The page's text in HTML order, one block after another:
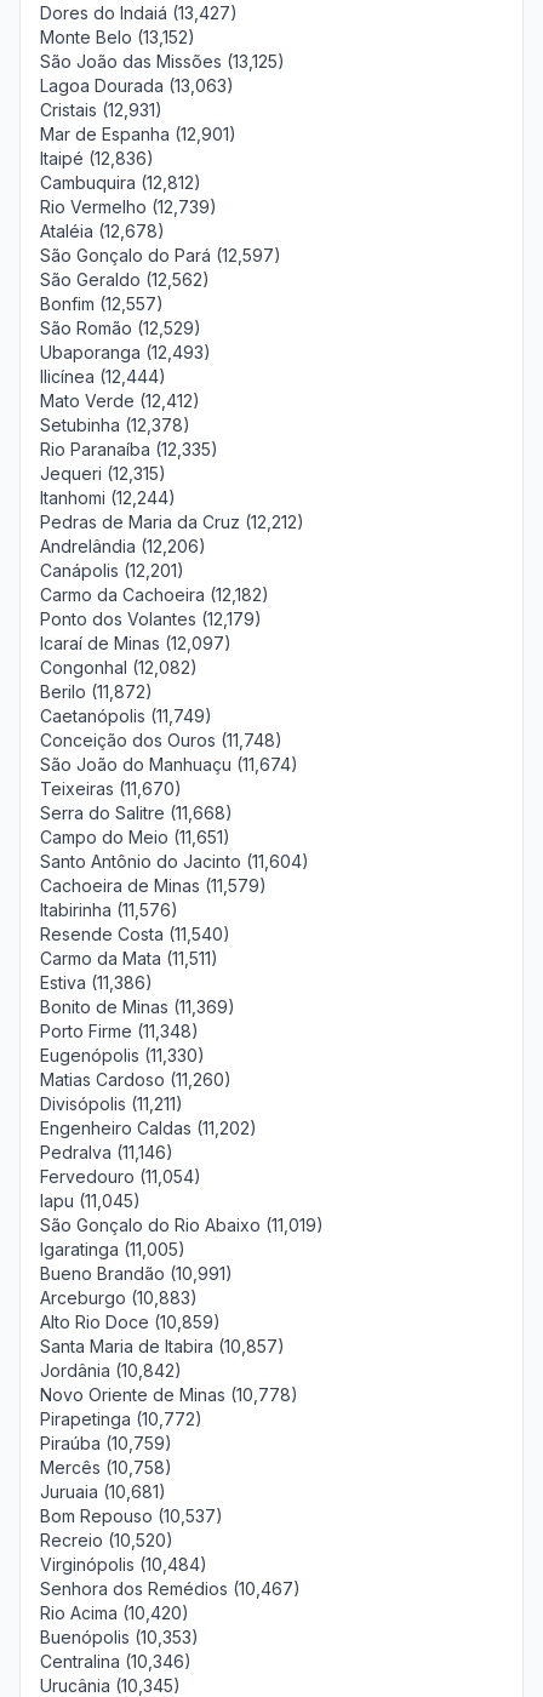
Dores do Indaiá (13,427)
Monte Belo (13,152)
São João das Missões (13,125)
Lagoa Dourada (13,063)
Cristais (12,931)
Mar de Espanha (12,901)
Itaipé (12,836)
Cambuquira (12,812)
Rio Vermelho (12,739)
Ataléia (12,678)
São Gonçalo do Pará (12,597)
São Geraldo (12,562)
Bonfim (12,557)
São Romão (12,529)
Ubaporanga (12,493)
Ilicínea (12,444)
Mato Verde (12,412)
Setubinha (12,378)
Rio Paranaíba (12,335)
Jequeri (12,315)
Itanhomi (12,244)
Pedras de Maria da Cruz (12,212)
Andrelândia (12,206)
Canápolis (12,201)
Carmo da Cachoeira (12,182)
Ponto dos Volantes (12,179)
Icaraí de Minas (12,097)
Congonhal (12,082)
Berilo (11,872)
Caetanópolis (11,749)
Conceição dos Ouros (11,748)
São João do Manhuaçu (11,674)
Teixeiras (11,670)
Serra do Salitre (11,668)
Campo do Meio (11,651)
Santo Antônio do Jacinto (11,604)
Cachoeira de Minas (11,579)
Itabirinha (11,576)
Resende Costa (11,540)
Carmo da Mata (11,511)
Estiva (11,386)
Bonito de Minas (11,369)
Porto Firme (11,348)
Eugenópolis (11,330)
Matias Cardoso (11,260)
Divisópolis (11,211)
Engenheiro Caldas (11,202)
Pedralva (11,146)
Fervedouro (11,054)
Iapu (11,045)
São Gonçalo do Rio Abaixo (11,019)
Igaratinga (11,005)
Bueno Brandão (10,991)
Arceburgo (10,883)
Alto Rio Doce (10,859)
Santa Maria de Itabira (10,857)
Jordânia (10,842)
Novo Oriente de Minas (10,778)
Pirapetinga (10,772)
Piraúba (10,759)
Mercês (10,758)
Juruaia (10,681)
Bom Repouso (10,537)
Recreio (10,520)
Virginópolis (10,484)
Senhora dos Remédios (10,467)
Rio Acima (10,420)
Buenópolis (10,353)
Centralina (10,346)
Urucânia (10,345)